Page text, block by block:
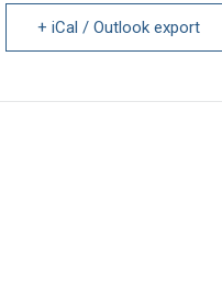
+ iCal / Outlook export